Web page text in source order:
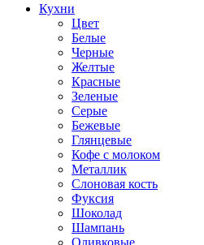
Кухни
Цвет
Белые
Черные
Желтые
Красные
Зеленые
Серые
Бежевые
Глянцевые
Кофе с молоком
Металлик
Слоновая кость
Фуксия
Шоколад
Шампань
Оливковые